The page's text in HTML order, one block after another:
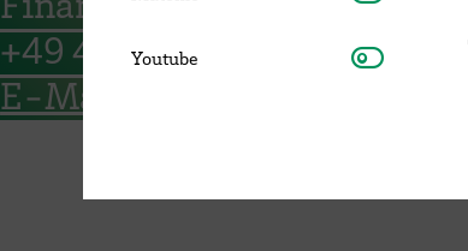
+49 421 5905 4195
E-Mail
Youtube Youtube